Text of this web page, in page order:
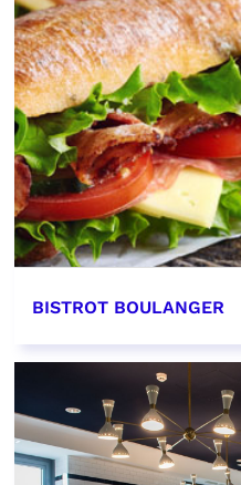
BISTROT BOULANGER
EN SAVOIR PLUS